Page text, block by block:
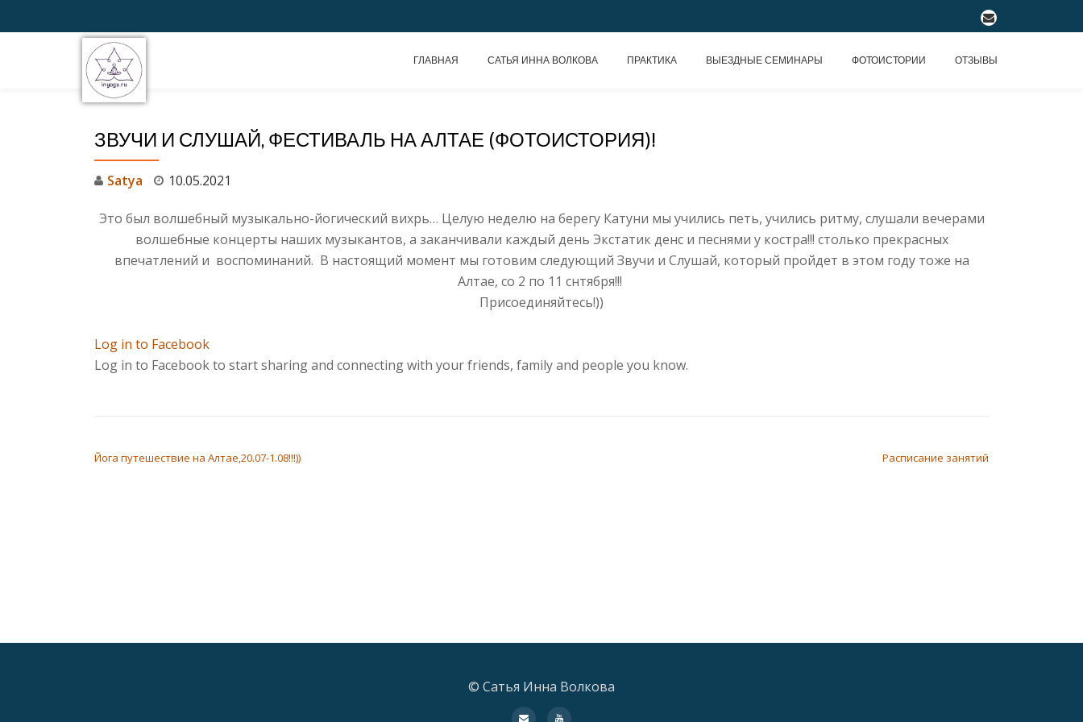
fa-
ГЛАВНАЯ САТЬЯ ИННА ВОЛКОВА ПРАКТИКА ВЫЕЗДНЫЕ СЕМИНАРЫ ФОТОИСТОРИИ ОТЗЫВЫ
ЗВУЧИ И СЛУШАЙ, ФЕСТИВАЛЬ НА АЛТАЕ (ФОТОИСТОРИЯ)!
Satya 10.05.2021
Это был волшебный музыкально-йогический вихрь… Целую неделю на берегу Катуни мы учились петь, учились ритму, слушали вечерами
волшебные концерты наших музыкантов, а заканчивали каждый день Экстатик денс и песнями у костра!!! столько прекрасных
впечатлений и воспоминаний. В настоящий момент мы готовим следующий Звучи и Слушай, который пройдет в этом году тоже на
Алтае, со 2 по 11 снтября!!!
Присоединяйтесь!))
Log in to Facebook
Log in to Facebook to start sharing and connecting with your friends, family and people you know.
Йога путешествие на Алтае,20.07-1.08!!!)) Расписание занятий
© Сатья Инна Волкова
fa- fa-